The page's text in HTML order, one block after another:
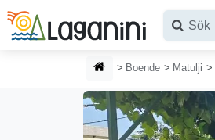
Hoppa till huvudinnehållet
HEMSIDA
Boende Matulji